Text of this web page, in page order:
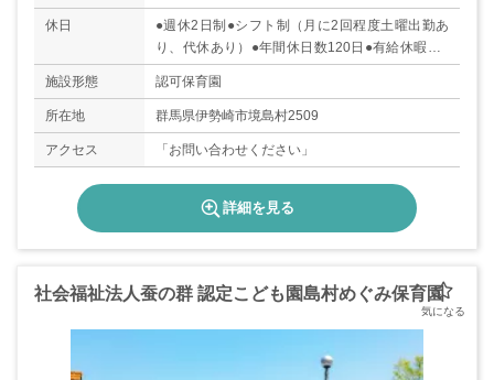
休日
●週休2日制●シフト制（月に2回程度土曜出勤あ
り、代休あり）●年間休日数120日●有給休暇（6
ヶ月経過後、10日付与）●育児休業取得実績あり
施設形態 認可保育園
所在地 群馬県伊勢崎市境島村2509
アクセス 「お問い合わせください」
詳細を見る
社会福祉法人蚕の群 認定こども園島村めぐみ保育園